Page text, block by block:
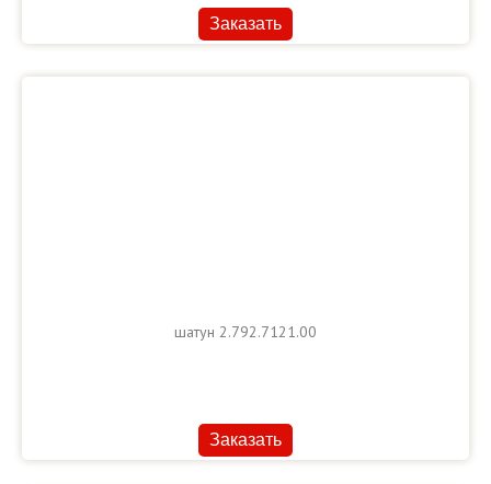
Заказать
шатун 2.792.7121.00
Заказать